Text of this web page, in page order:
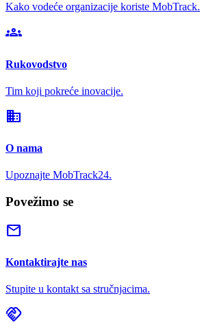
Kako vodeće organizacije koriste MobTrack.
groups
Rukovodstvo
Tim koji pokreće inovacije.
domain
O nama
Upoznajte MobTrack24.
Povežimo se
mail
Kontaktirajte nas
Stupite u kontakt sa stručnjacima.
handshake